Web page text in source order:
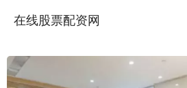
在线股票配资网